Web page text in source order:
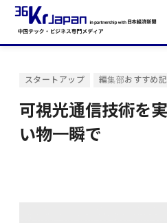
スタートアップ 編集部おすすめ
可視光通信技術を
い物一瞬で